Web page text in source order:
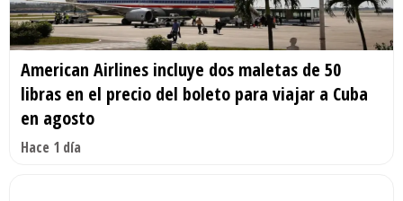
American Airlines incluye dos maletas de 50
libras en el precio del boleto para viajar a Cuba
en agosto
Hace 1 día